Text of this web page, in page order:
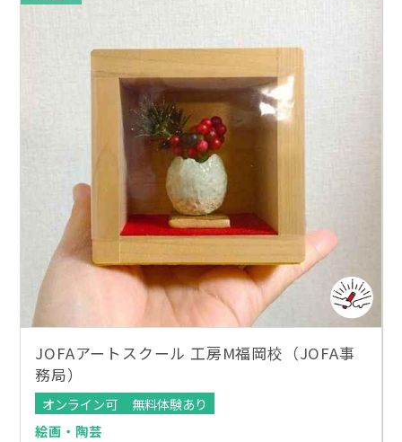
JOFAアートスクール 工房M福岡校（JOFA事
務局）
オンライン可
無料体験あり
絵画・陶芸